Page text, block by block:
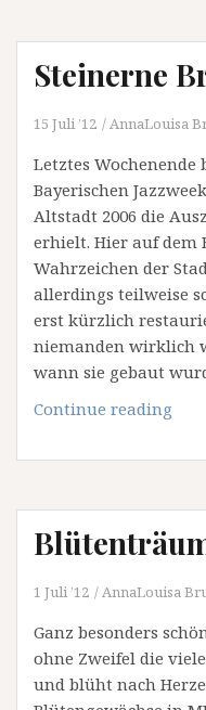
Steinerne
15 Juli ’12 AnnaLouisa
Letztes Wochenende
Bayerischen
Altstadt 2006 die
erhielt. Hier auf dem
Wahrzeichen der
allerdings teilweise
erst kürzlich
niemanden wirklich
wann sie gebaut
Continue reading
1 Juli ’12 AnnaLouisa
Ganz besonders
ohne Zweifel die
und blüht nach